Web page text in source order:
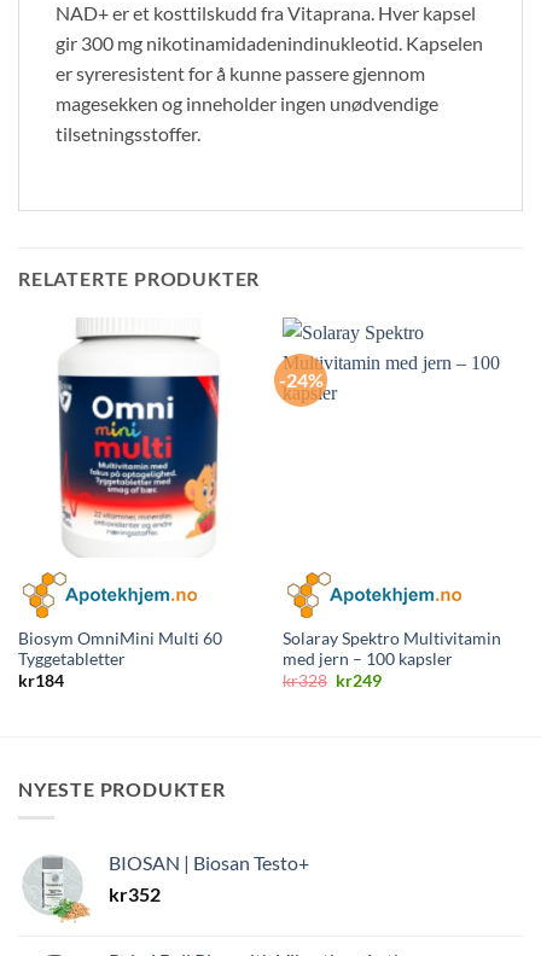
NAD+ er et kosttilskudd fra Vitaprana. Hver kapsel
gir 300 mg nikotinamidadenindinukleotid. Kapselen
er syreresistent for å kunne passere gjennom
magesekken og inneholder ingen unødvendige
tilsetningsstoffer.
RELATERTE PRODUKTER
Biosym OmniMini Multi 60
Tyggetabletter
kr184
-24%
Solaray Spektro Multivitamin
med jern – 100 kapsler
kr328 Opprinnelig
kr249Nåværende
NYESTE PRODUKTER
BIOSAN | Biosan Testo+
kr352